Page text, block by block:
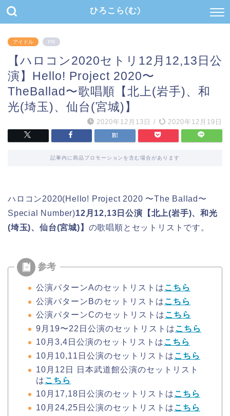
ひろこら(む)
アイドル PR
【ハロコン2020セトリ12月12,13日公
演】Hello! Project 2020〜
TheBallad〜歌唱順【北上(岩手)、和
光(埼玉)、仙台(宮城)】
2020年12月13日 / 2020年12月19日
記事内に商品プロモーションを含む場合があります
ハロコン2020(Hello! Project 2020 〜The Ballad〜
Special Number)12月12,13日公演【北上(岩手)、和光
(埼玉)、仙台(宮城)】 の歌唱順とセットリストです。
公演パターンAのセットリストは こちら
公演パターンBのセットリストは こちら
公演パターンCのセットリストは こちら
9月19〜22日公演のセットリストは こちら
10月3,4日公演のセットリストは こちら
10月10,11日公演のセットリストは こちら
10月12日 日本武道館公演のセットリスト
は こちら
10月17,18日公演のセットリストは こちら
10月24,25日公演のセットリストは こちら